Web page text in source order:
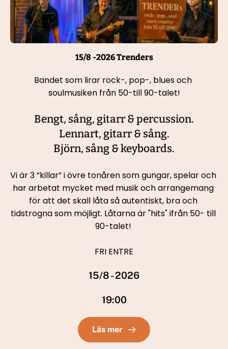
15/8 -2026 Trenders
Bandet som lirar rock-, pop-, blues och
soulmusiken från 50-till 90-talet!
Bengt, sång, gitarr & percussion.
Lennart, gitarr & sång.
Björn, sång & keyboards.
Vi är 3 ”killar” i övre tonåren som gungar, spelar och
har arbetat mycket med musik och arrangemang
för att det skall låta så autentiskt, bra och
tidstrogna som möjligt. Låtarna är "hits" ifrån 50- till
90-talet!
FRI ENTRE
15/8 - 2026
19:00
Läs mer